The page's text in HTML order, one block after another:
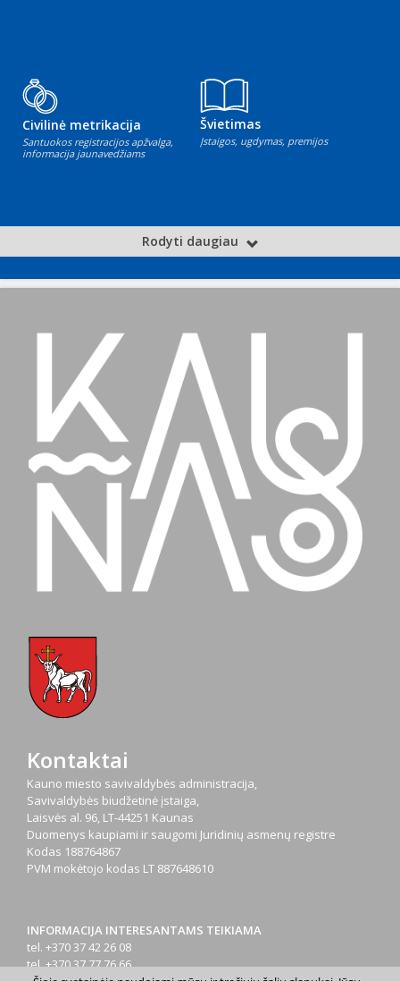
Civilinė metrikacija
Santuokos registracijos apžvalga,
informacija jaunavedžiams
Švietimas
Įstaigos, ugdymas, premijos
Rodyti daugiau
Kontaktai
Kauno miesto savivaldybės administracija,
Savivaldybės biudžetinė įstaiga,
Laisvės al. 96, LT-44251 Kaunas
Duomenys kaupiami ir saugomi Juridinių asmenų registre
Kodas 188764867
PVM mokėtojo kodas LT 887648610
INFORMACIJA INTERESANTAMS TEIKIAMA
tel. +370 37 42 26 08
tel. +370 37 77 76 66